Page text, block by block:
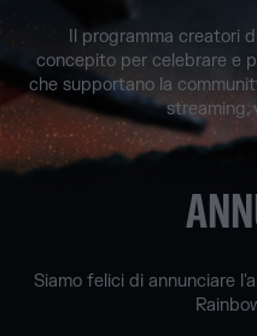
Il programma creatori
concepito per celebrare e
che supportano la
streaming,
Siamo felici di annunciare